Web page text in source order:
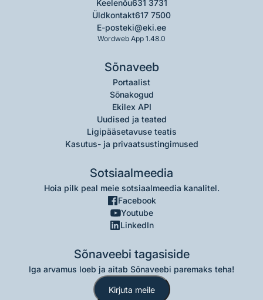
Keelenõu631 3731
Üldkontakt617 7500
E-posteki@eki.ee
Wordweb App 1.48.0
Sõnaveeb
Portaalist
Sõnakogud
Ekilex API
Uudised ja teated
Ligipääsetavuse teatis
Kasutus- ja privaatsustingimused
Sotsiaalmeedia
Hoia pilk peal meie sotsiaalmeedia kanalitel.
Facebook
Youtube
LinkedIn
Sõnaveebi tagasiside
Iga arvamus loeb ja aitab Sõnaveebi paremaks teha!
Kirjuta meile